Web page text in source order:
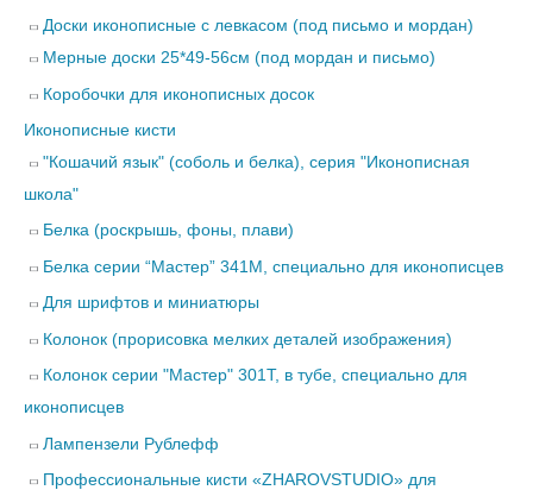
Доски иконописные с левкасом (под письмо и мордан)
Мерные доски 25*49-56см (под мордан и письмо)
Коробочки для иконописных досок
Иконописные кисти
"Кошачий язык" (соболь и белка), серия "Иконописная
школа"
Белка (роскрышь, фоны, плави)
Белка серии “Мастер” 341М, специально для иконописцев
Для шрифтов и миниатюры
Колонок (прорисовка мелких деталей изображения)
Колонок серии "Мастер" 301Т, в тубе, специально для
иконописцев
Лампензели Рублефф
Профессиональные кисти «ZHAROVSTUDIO» для